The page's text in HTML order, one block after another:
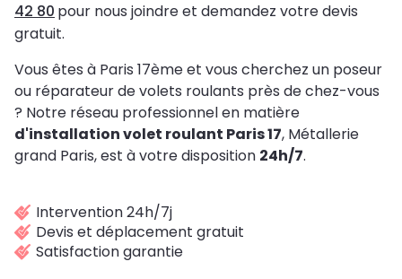
42 80 pour nous joindre et demandez votre devis
gratuit.
Vous êtes à Paris 17ème et vous cherchez un poseur
ou réparateur de volets roulants près de chez-vous
? Notre réseau professionnel en matière
d'installation volet roulant Paris 17, Métallerie
grand Paris, est à votre disposition 24h/7.
Intervention 24h/7j
Devis et déplacement gratuit
Satisfaction garantie